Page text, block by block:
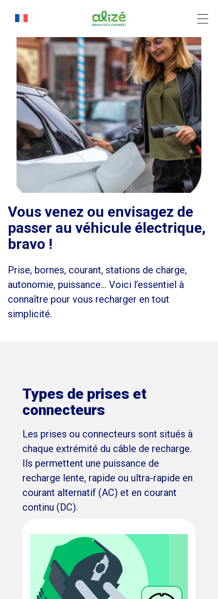
Vous venez ou envisagez de
passer au véhicule électrique,
bravo !
Prise, bornes, courant, stations de charge,
autonomie, puissance… Voici l’essentiel à
connaître pour vous recharger en tout
simplicité.
Types de prises et
connecteurs
Les prises ou connecteurs sont situés à
chaque extrémité du câble de recharge.
Ils permettent une puissance de
recharge lente, rapide ou ultra-rapide en
courant alternatif (AC) et en courant
continu (DC).